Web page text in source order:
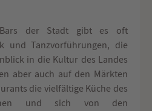
der Stadt gibt es oft
und Tanzvorführungen, die
in die Kultur des Landes
aber auch auf den Märkten
die vielfältige Küche des
und sich von den